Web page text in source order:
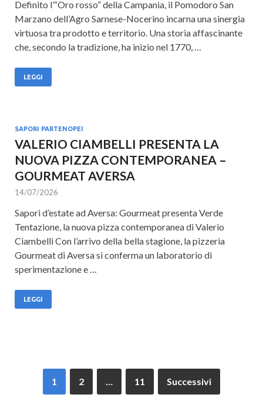
Definito l’“Oro rosso” della Campania, il Pomodoro San
Marzano dell’Agro Sarnese-Nocerino incarna una sinergia
virtuosa tra prodotto e territorio. Una storia affascinante
che, secondo la tradizione, ha inizio nel 1770, …
LEGGI
SAPORI PARTENOPEI
VALERIO CIAMBELLI PRESENTA LA
NUOVA PIZZA CONTEMPORANEA –
GOURMEAT AVERSA
14/07/2026
Sapori d’estate ad Aversa: Gourmeat presenta Verde
Tentazione, la nuova pizza contemporanea di Valerio
Ciambelli Con l’arrivo della bella stagione, la pizzeria
Gourmeat di Aversa si conferma un laboratorio di
sperimentazione e …
LEGGI
1 2 … 11 Successivi